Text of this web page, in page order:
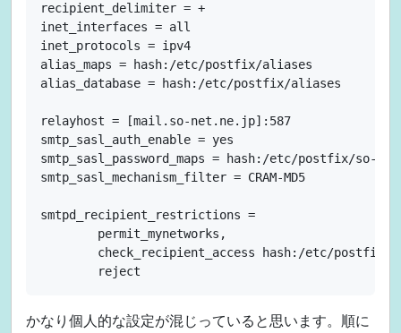
recipient_delimiter = +
inet_interfaces = all
inet_protocols = ipv4
alias_maps = hash:/etc/postfix/aliases
alias_database = hash:/etc/postfix/aliases
relayhost = [mail.so-net.ne.jp]:587
smtp_sasl_auth_enable = yes
smtp_sasl_password_maps = hash:/etc/postfix/so-net
smtp_sasl_mechanism_filter = CRAM-MD5
smtpd_recipient_restrictions =
        permit_mynetworks,
check_recipient_access hash:/etc/postfix/
かなり個人的な設定が混じっていると思います。順に